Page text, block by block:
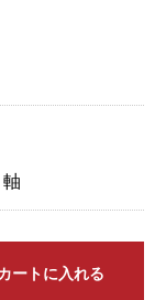
ートに入れる